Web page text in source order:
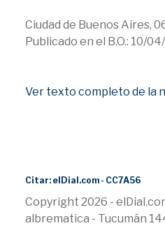
Ciudad de Buenos Aires,
Publicado en el B.O.: 10/
Ver texto completo de la
Citar: elDial.com - CC7A56
Copyright 2026 -
albrematica - Tucumán